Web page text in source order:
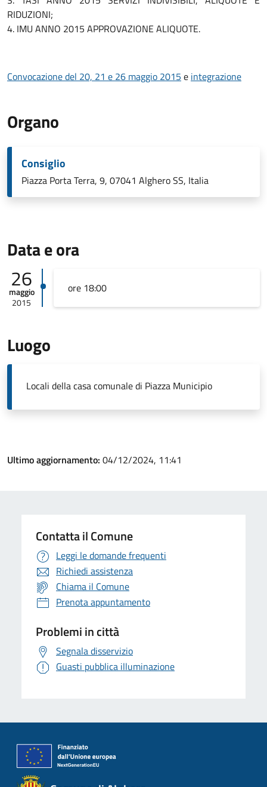
RIDUZIONI;
4. IMU ANNO 2015 APPROVAZIONE ALIQUOTE.
Convocazione del 20, 21 e 26 maggio 2015 e integrazione
Organo
Consiglio
Piazza Porta Terra, 9, 07041 Alghero SS, Italia
Data e ora
26
maggio
2015
ore 18:00
Luogo
Locali della casa comunale di Piazza Municipio
Ultimo aggiornamento: 04/12/2024, 11:41
Contatta il Comune
Leggi le domande frequenti
Richiedi assistenza
Chiama il Comune
Prenota appuntamento
Problemi in città
Segnala disservizio
Guasti pubblica illuminazione